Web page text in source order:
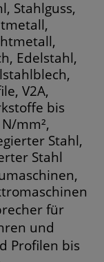
Stahlguss,
Edelstahl,
V2A,
bis
mm²,
Stahl,
Stahl
für
und
Profilen bis